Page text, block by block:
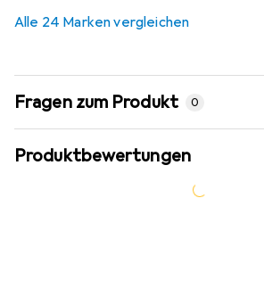
Alle 24 Marken vergleichen
Fragen zum Produkt 0
Produktbewertungen